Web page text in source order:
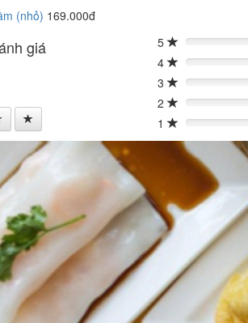
(nhỏ) 169.000đ
giá 5 0%
4
0%
3
0%
2
0%
1
0%